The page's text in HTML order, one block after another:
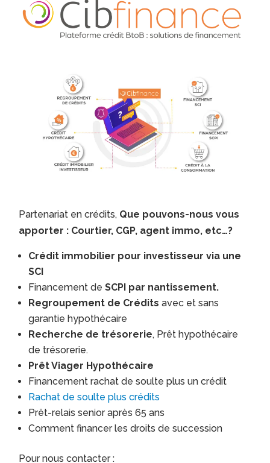
Partenariat en crédits, Que pouvons-nous vous
apporter : Courtier, CGP, agent immo, etc…?
Crédit immobilier pour investisseur via une
SCI
Financement deSCPI par nantissement.
Regroupement de Créditsavec et sans
garantie hypothécaire
Recherche de trésorerie, Prêt hypothécaire
de trésorerie.
Prêt Viager Hypothécaire
Financement rachat de soulte plus un crédit
Rachat de soulte plus crédits
Prêt-relais senior après 65 ans
Comment financer les droits de succession
Pour nous contacter :